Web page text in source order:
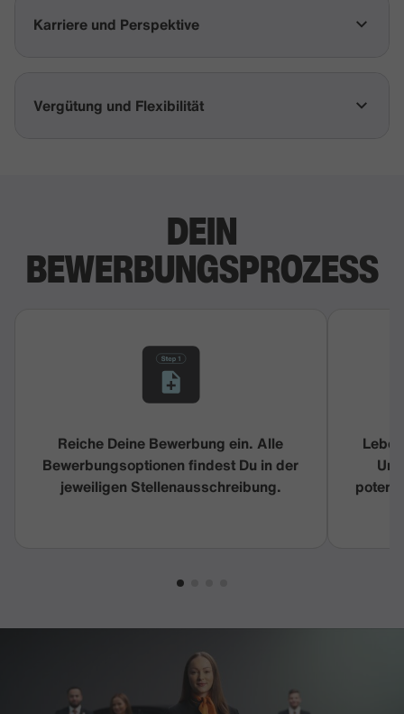
Karriere und Perspektive
Vergütung und Flexibilität
DEIN
BEWERBUNGSPROZESS
Reiche Deine Bewerbung ein. Alle
Bewerbungsoptionen findest Du in der
jeweiligen Stellenausschreibung.